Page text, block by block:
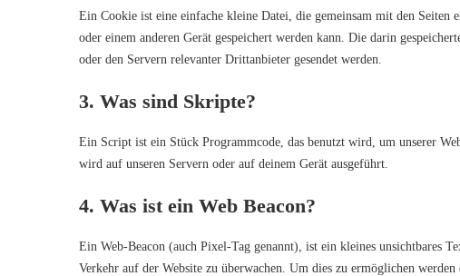
Ein Cookie ist eine einfache kleine Datei, die gemeinsam mit den Seiten
oder einem anderen Gerät gespeichert werden kann. Die darin
oder den Servern relevanter Drittanbieter gesendet werden.
3. Was sind Skripte?
Ein Script ist ein Stück Programmcode, das benutzt wird, um unserer
wird auf unseren Servern oder auf deinem Gerät ausgeführt.
4. Was ist ein Web Beacon?
Ein Web-Beacon (auch Pixel-Tag genannt), ist ein kleines unsichtbares
Verkehr auf der Website zu überwachen. Um dies zu ermöglichen